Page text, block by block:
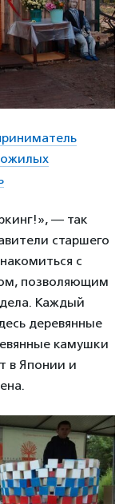
— так
старшего
с
позволяющим
Каждый
деревянные
камушки
в Японии и